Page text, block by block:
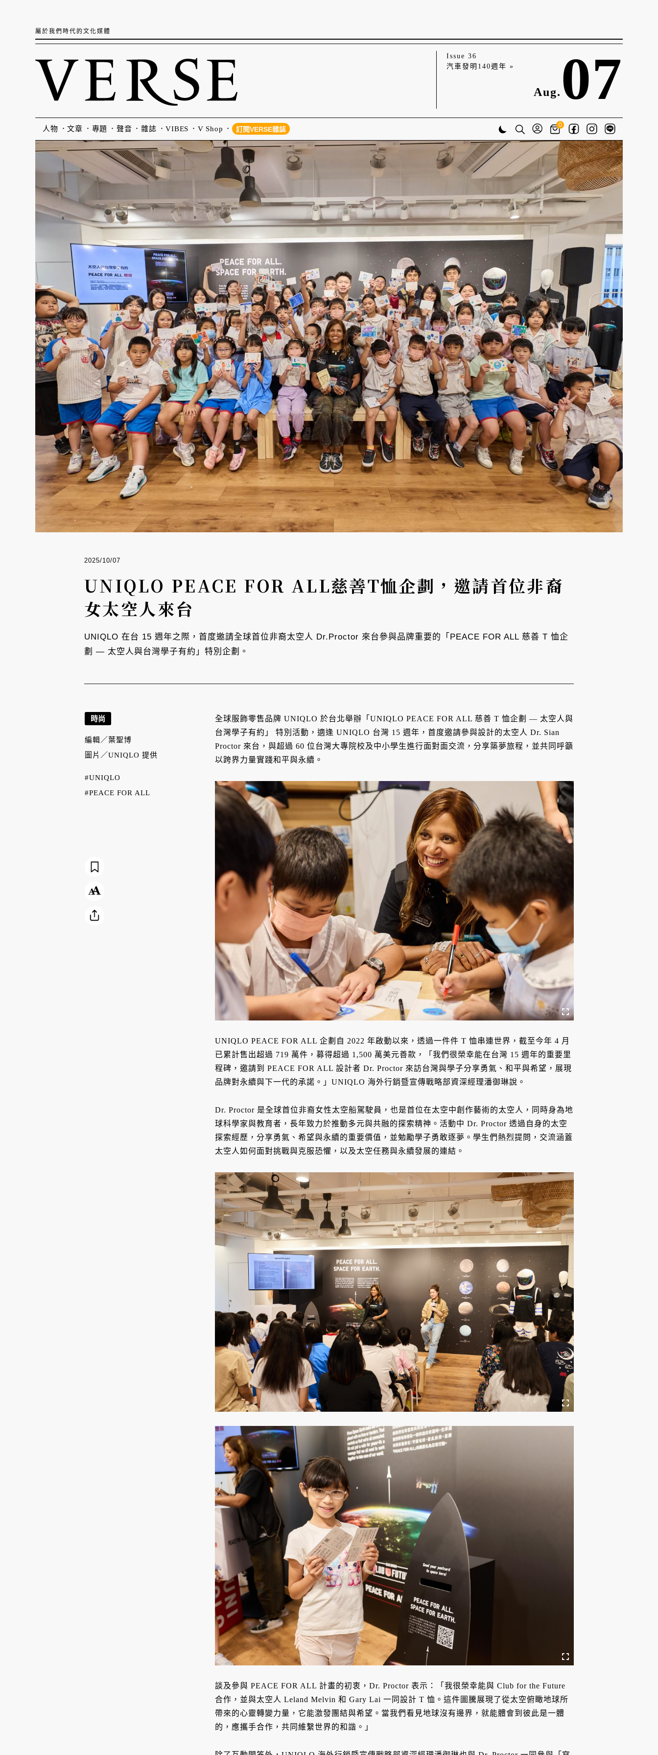
屬於我們時代的文化媒體
Issue 36
汽車發明140週年 »
Aug. 07
人物 文章 專題 聲音 雜誌 VIBES V Shop 訂閱VERSE雜誌
0
2025/10/07
UNIQLO PEACE FOR ALL慈善T恤企劃，邀請首位非裔
女太空人來台
UNIQLO 在台 15 週年之際，首度邀請全球首位非裔太空人 Dr.Proctor 來台參與品牌重要的「PEACE FOR ALL 慈善 T 恤企
劃 — 太空人與台灣學子有約」特別企劃。
全球服飾零售品牌 UNIQLO 於台北舉辦「UNIQLO PEACE FOR ALL 慈善 T 恤企劃 — 太空人與
台灣學子有約」 特別活動，適逢 UNIQLO 台灣 15 週年，首度邀請參與設計的太空人 Dr. Sian
Proctor 來台，與超過 60 位台灣大專院校及中小學生進行面對面交流，分享築夢旅程，並共同呼籲
以跨界力量實踐和平與永續。
UNIQLO PEACE FOR ALL 企劃自 2022 年啟動以來，透過一件件 T 恤串連世界，截至今年 4 月
已累計售出超過 719 萬件，募得超過 1,500 萬美元善款，「我們很榮幸能在台灣 15 週年的重要里
程碑，邀請到 PEACE FOR ALL 設計者 Dr. Proctor 來訪台灣與學子分享勇氣、和平與希望，展現
品牌對永續與下一代的承諾。」UNIQLO 海外行銷暨宣傳戰略部資深經理潘御琳說。
Dr. Proctor 是全球首位非裔女性太空船駕駛員，也是首位在太空中創作藝術的太空人，同時身為地
球科學家與教育者，長年致力於推動多元與共融的探索精神。活動中 Dr. Proctor 透過自身的太空
探索經歷，分享勇氣、希望與永續的重要價值，並勉勵學子勇敢逐夢。學生們熱烈提問，交流涵蓋
太空人如何面對挑戰與克服恐懼，以及太空任務與永續發展的連結。
談及參與 PEACE FOR ALL 計畫的初衷，Dr. Proctor 表示：「我很榮幸能與 Club for the Future
合作，並與太空人 Leland Melvin 和 Gary Lai 一同設計 T 恤。這件圖騰展現了從太空俯瞰地球所
帶來的心靈轉變力量，它能激發團結與希望。當我們看見地球沒有邊界，就能體會到彼此是一體
的，應攜手合作，共同維繫世界的和諧。」
時尚
編輯／葉聖博
圖片／UNIQLO 提供
#UNIQLO
#PEACE FOR ALL